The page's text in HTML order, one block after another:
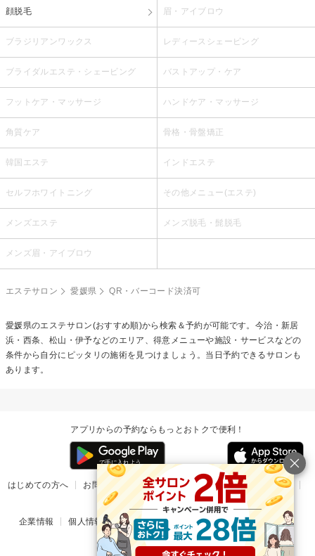
顔脱毛 眉・アイブロウ
ブラジリアンワックス レディースシェービング
ブライダルエステ・シェービング バストアップ・ケア
フットケア・マッサージ ハンドケア・マッサージ
角質ケア 骨格・骨盤矯正
韓国エステ インドエステ
セルフホワイトニング その他メニュー(エステ)
メンズエステ メンズ脱毛・髭脱毛
メンズ眉・アイブロウ
エステサロン 愛媛県 QR・バーコード決済可
愛媛県のエステサロン(おすすめ順)から検索＆予約が可能です。今治・新居
浜・西条、松山・伊予などのエリア、得意メニューや施設・サービスなどの
条件から自分にピッタリの施術を見つけましょう。当日予約できるサロンも
あります。
アプリからの予約ならもっとおトクで便利！
はじめての方へ お問い合わせ ヘルプ リリース情報
利用規約
掲載ご希望のサロン様
企業情報 個人情報保護方針 楽天のサービス一覧 アプリ一覧
© Rakuten Group, Inc.